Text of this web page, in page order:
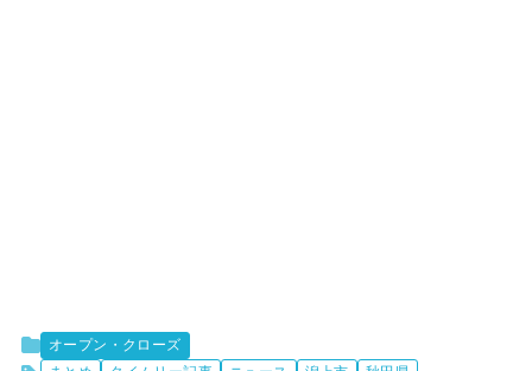
オープン・クローズ